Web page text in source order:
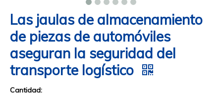
Las jaulas de almacenamiento
de piezas de automóviles
aseguran la seguridad del
transporte logístico
Cantidad: